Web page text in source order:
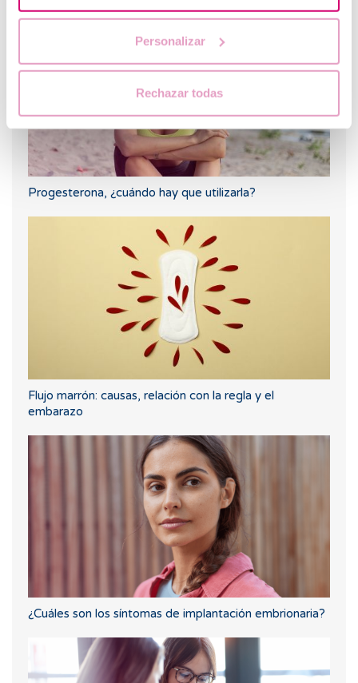
Personalizar
Rechazar todas
Progesterona, ¿cuándo hay que utilizarla?
Flujo marrón: causas, relación con la regla y el
embarazo
¿Cuáles son los síntomas de implantación embrionaria?